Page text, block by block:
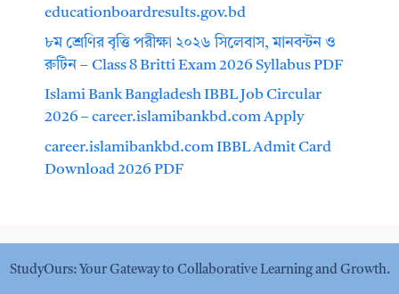
educationboardresults.gov.bd
৮ম শ্রেণির বৃত্তি পরীক্ষা ২০২৬ সিলেবাস, মানবন্টন ও
রুটিন – Class 8 Britti Exam 2026 Syllabus PDF
Islami Bank Bangladesh IBBL Job Circular
2026 – career.islamibankbd.com Apply
career.islamibankbd.com IBBL Admit Card
Download 2026 PDF
StudyOurs: Your Gateway to Collaborative Learning and Growth.